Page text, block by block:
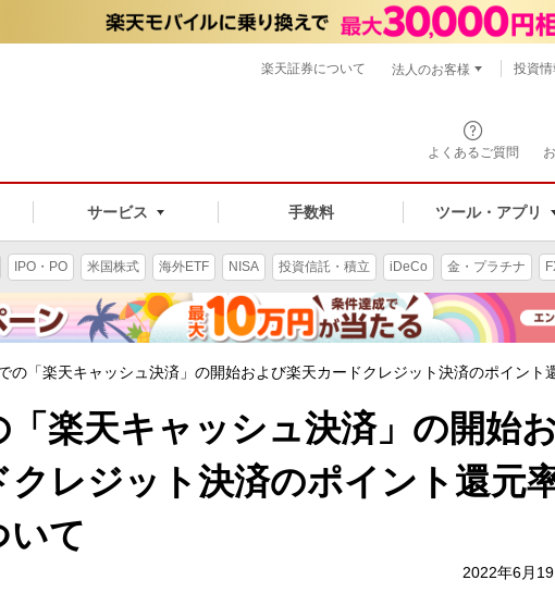
よくあるご質問
サービス 手数料 ツール・アプリ
楽天証券について 法人のお客様 投資
IPO・PO 米国株式 海外ETF NISA 投資信託・積立 iDeCo 金・プラチナ
の「楽天キャッシュ決済」の開始および楽天カードクレジット決済のポイント
楽天キャッシュ決済」の開始
クレジット決済のポイント還元
いて
2022年6月